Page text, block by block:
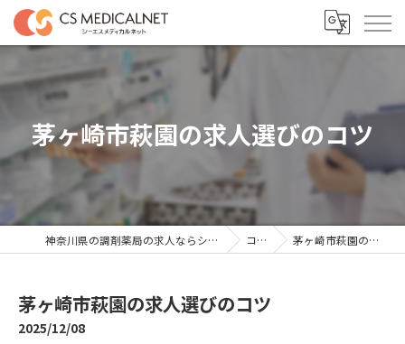
茅ヶ崎市萩園の求人選びのコツ
神奈川県の調剤薬局の求人ならシーエスメディカルネット コラム 茅ヶ崎市萩園の求人選びのコツ
茅ヶ崎市萩園の求人選びのコツ
2025/12/08